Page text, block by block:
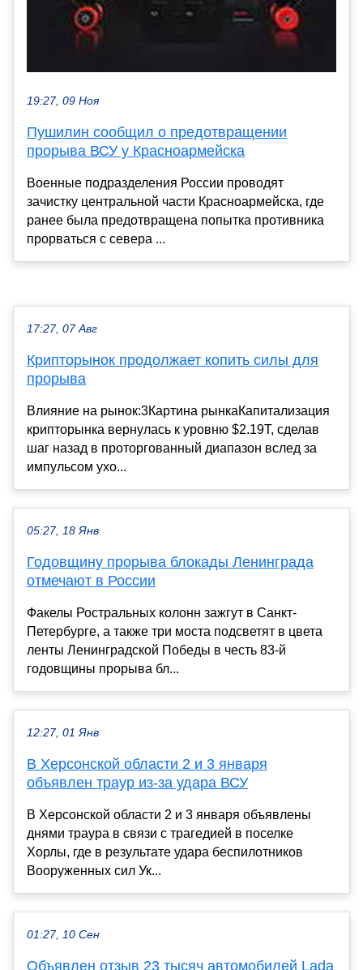
19:27, 09 Ноя
Пушилин сообщил о предотвращении
прорыва ВСУ у Красноармейска
Военные подразделения России проводят
зачистку центральной части Красноармейска, где
ранее была предотвращена попытка противника
прорваться с севера ...
17:27, 07 Авг
Крипторынок продолжает копить силы для
прорыва
Влияние на рынок:3Картина рынкаКапитализация
крипторынка вернулась к уровню $2.19T, сделав
шаг назад в проторгованный диапазон вслед за
импульсом ухо...
05:27, 18 Янв
Годовщину прорыва блокады Ленинграда
отмечают в России
Факелы Ростральных колонн зажгут в Санкт-
Петербурге, а также три моста подсветят в цвета
ленты Ленинградской Победы в честь 83-й
годовщины прорыва бл...
12:27, 01 Янв
В Херсонской области 2 и 3 января
объявлен траур из-за удара ВСУ
В Херсонской области 2 и 3 января объявлены
днями траура в связи с трагедией в поселке
Хорлы, где в результате удара беспилотников
Вооруженных сил Ук...
01:27, 10 Сен
Объявлен отзыв 23 тысяч автомобилей Lada